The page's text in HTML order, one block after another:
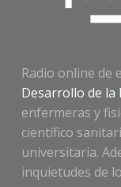
Radio online de
Desarrollo de la
enfermeras y
científico
universitaria.
inquietudes de